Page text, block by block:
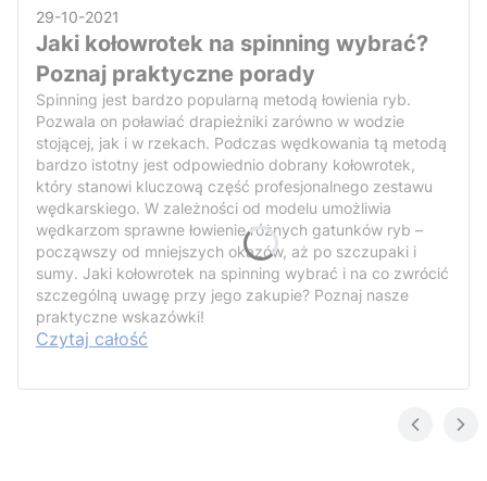
29-10-2021
Jaki kołowrotek na spinning wybrać?
Poznaj praktyczne porady
Spinning jest bardzo popularną metodą łowienia ryb.
Pozwala on poławiać drapieżniki zarówno w wodzie
stojącej, jak i w rzekach. Podczas wędkowania tą metodą
bardzo istotny jest odpowiednio dobrany kołowrotek,
który stanowi kluczową część profesjonalnego zestawu
wędkarskiego. W zależności od modelu umożliwia
wędkarzom sprawne łowienie różnych gatunków ryb –
począwszy od mniejszych okazów, aż po szczupaki i
sumy. Jaki kołowrotek na spinning wybrać i na co zwrócić
szczególną uwagę przy jego zakupie? Poznaj nasze
praktyczne wskazówki!
Czytaj całość